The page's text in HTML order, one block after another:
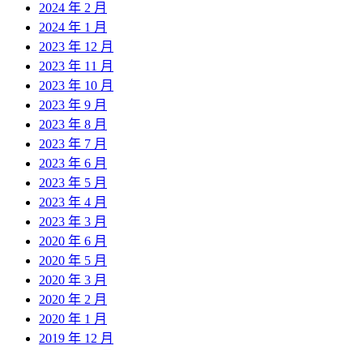
2024 年 2 月
2024 年 1 月
2023 年 12 月
2023 年 11 月
2023 年 10 月
2023 年 9 月
2023 年 8 月
2023 年 7 月
2023 年 6 月
2023 年 5 月
2023 年 4 月
2023 年 3 月
2020 年 6 月
2020 年 5 月
2020 年 3 月
2020 年 2 月
2020 年 1 月
2019 年 12 月